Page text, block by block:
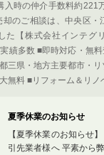
時の仲介手数料約221
のご相談は、中央区・
た【株式会社インテグ
績多数 ■即時対応・無
三県・地方主要都市・リ
無料 ■リフォーム＆リノ
夏季休業のお知らせ
【夏季休業のお知らせ
引先業者様へ 平素から